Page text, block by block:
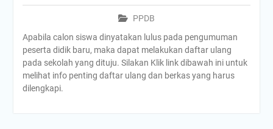
PPDB
Apabila calon siswa dinyatakan lulus pada pengumuman
peserta didik baru, maka dapat melakukan daftar ulang
pada sekolah yang dituju. Silakan Klik link dibawah ini untuk
melihat info penting daftar ulang dan berkas yang harus
dilengkapi.